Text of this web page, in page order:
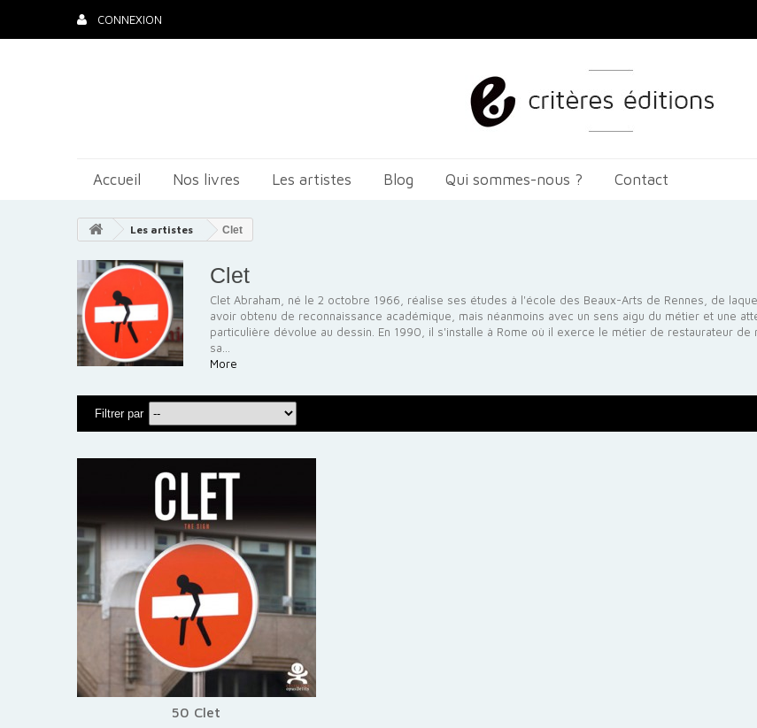
CONNEXION
Accueil Nos livres Les artistes Blog Qui sommes-nous ? Contact
Les artistes Clet
Clet
Clet Abraham, né le 2 octobre 1966, réalise ses études à l'école des Beaux-Arts de Rennes, de
avoir obtenu de reconnaissance académique, mais néanmoins avec un sens aigu du métier et une
particulière dévolue au dessin. En 1990, il s'installe à Rome où il exerce le métier de restaurateur de
sa...
More
Filtrer par
50 Clet